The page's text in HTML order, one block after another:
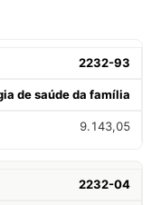
2232-93
de saúde da família
9.143,05
2232-04